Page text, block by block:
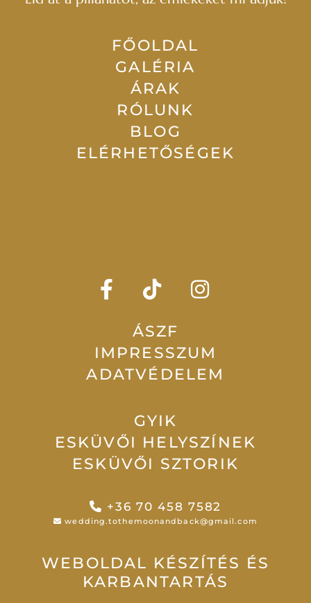
FŐOLDAL
GALÉRIA
ÁRAK
RÓLUNK
BLOG
ELÉRHETŐSÉGEK
ÁSZF
IMPRESSZUM
ADATVÉDELEM
GYIK
ESKÜVŐI HELYSZÍNEK
ESKÜVŐI SZTORIK
+36 70 458 7582
wedding.tothemoonandback@gmail.com
WEBOLDAL KÉSZÍTÉS ÉS
KARBANTARTÁS